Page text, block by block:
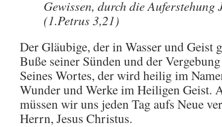
Gewissen, durch die Auferstehung
(1.Petrus 3,21)
Der Gläubige, der in Wasser und Geist
Buße seiner Sünden und der
Seines Wortes, der wird heilig im
Wunder und Werke im Heiligen Geist.
müssen wir uns jeden Tag aufs Neue
Herrn, Jesus Christus.